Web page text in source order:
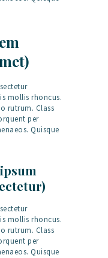
mollis rhoncus.
rutrum. Class
per
Quisque
mollis rhoncus.
rutrum. Class
per
Quisque